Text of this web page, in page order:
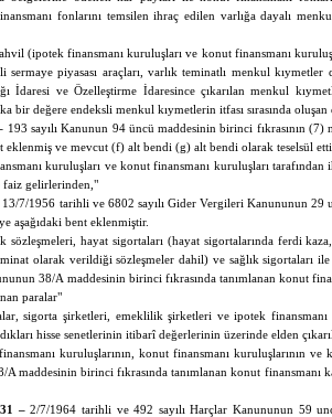
fonlarını temsilen ihraç edilen varlığa dayalı
(ipotek finansmanı kuruluşları ve konut finansmanı
sermaye piyasası araçları, varlık teminatlı menkul
İdaresi ve Özelleştirme İdaresince çıkarılan menkul
bir değere endeksli menkul kıymetlerin itfası sırasında oluşan
193 sayılı Kanunun 94 üncü maddesinin birinci fıkrasının
eklenmiş ve mevcut (f) alt bendi (g) alt bendi olarak teselsül
kuruluşları ve konut finansmanı kuruluşları tarafından
faiz gelirlerinden,"
13/7/1956 tarihli ve 6802 sayılı Gider Vergileri Kanununun 29
aşağıdaki bent eklenmiştir.
sözleşmeleri, hayat sigortaları (hayat sigortalarında ferdi
olarak verildiği sözleşmeler dahil) ve sağlık sigortaları
38/A maddesinin birinci fıkrasında tanımlanan konut
paralar"
sigorta şirketleri, emeklilik şirketleri ve ipotek finansmanı
hisse senetlerinin itibarî değerlerinin üzerinde elden
kuruluşlarının, konut finansmanı kuruluşlarının ve
A maddesinin birinci fıkrasında tanımlanan konut finansmanı
–2/7/1964 tarihli ve 492 sayılı Harçlar Kanununun 59